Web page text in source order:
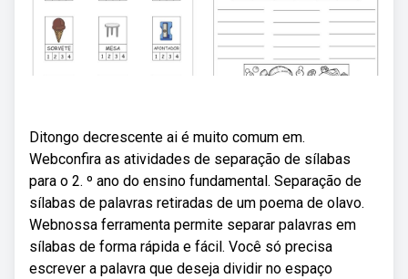
Ditongo decrescente ai é muito comum em.
Webconfira as atividades de separação de sílabas
para o 2. º ano do ensino fundamental. Separação de
sílabas de palavras retiradas de um poema de olavo.
Webnossa ferramenta permite separar palavras em
sílabas de forma rápida e fácil. Você só precisa
escrever a palavra que deseja dividir no espaço